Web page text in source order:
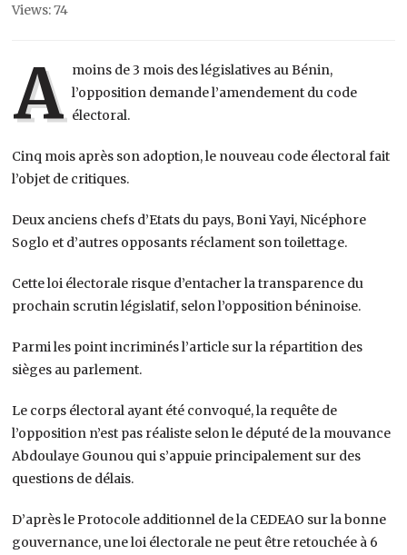
Views: 74
A moins de 3 mois des législatives au Bénin,
l’opposition demande l’amendement du code
électoral.
Cinq mois après son adoption, le nouveau code électoral fait
l’objet de critiques.
Deux anciens chefs d’Etats du pays, Boni Yayi, Nicéphore
Soglo et d’autres opposants réclament son toilettage.
Cette loi électorale risque d’entacher la transparence du
prochain scrutin législatif, selon l’opposition béninoise.
Parmi les point incriminés l’article sur la répartition des
sièges au parlement.
Le corps électoral ayant été convoqué, la requête de
l’opposition n’est pas réaliste selon le député de la mouvance
Abdoulaye Gounou qui s’appuie principalement sur des
questions de délais.
D’après le Protocole additionnel de la CEDEAO sur la bonne
gouvernance, une loi électorale ne peut être retouchée à 6